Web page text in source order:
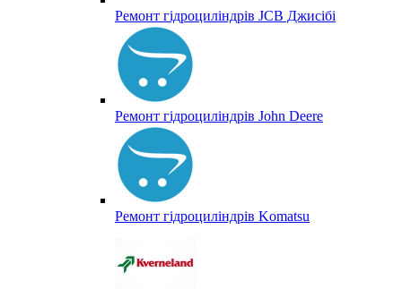
Ремонт гідроциліндрів JCB Джисібі
Ремонт гідроциліндрів John Deere
Ремонт гідроциліндрів Komatsu